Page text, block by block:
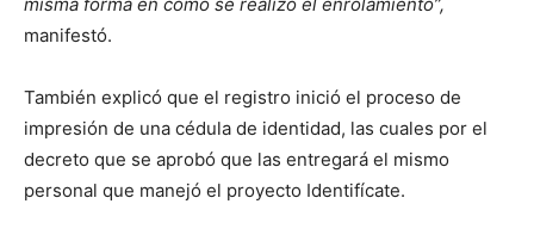
manifestó.
También explicó que el registro inició el proceso de
impresión de una cédula de identidad, las cuales por el
decreto que se aprobó que las entregará el mismo
personal que manejó el proyecto Identifícate.